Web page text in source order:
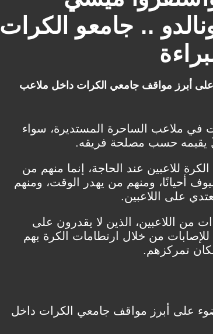
.. جامعو الكرات
برشلونة روما الزمالك
فقرات ومقالات
أبرز مواقف جامعي الكرات داخل ملاعب
في ملاعب الساحرة المستديرة، سواء
كلٌ يقيمه حسب مصلحة فريقه.
للاعبين عند الحاجة، إنما منهم من
أحيانًا، ومنهم من يهدر الوقت، ومنهم
على اللاعبين.
من اللاعبين، الذين لا يقدرون على
من خلال ارتطامات الكرة بهم
تمركزهم.
على أبرز مواقف جامعي الكرات داخل